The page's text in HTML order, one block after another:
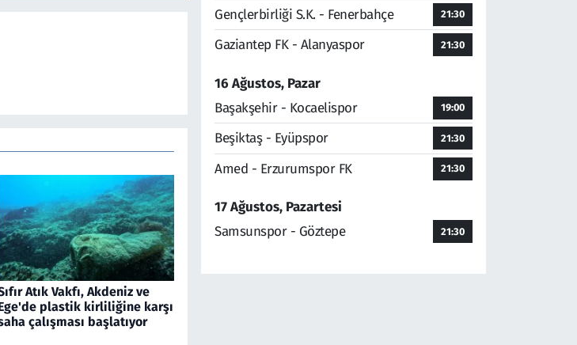
Atık Vakfı, Akdeniz ve
plastik kirliliğine karşı
çalışması başlatıyor
Gençlerbirliği S.K. - Fenerbahçe 21:30
Gaziantep FK - Alanyaspor 21:30
16 Ağustos, Pazar
Başakşehir - Kocaelispor
19:00
Beşiktaş - Eyüpspor 21:30
Amed - Erzurumspor FK 21:30
17 Ağustos, Pazartesi
Samsunspor - Göztepe
21:30